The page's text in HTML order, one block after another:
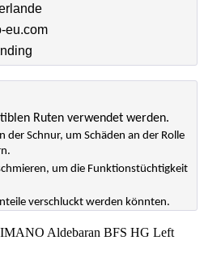
eu.com
Ruten verwendet werden.
der Schnur, um Schäden an der Rolle
um die Funktionstüchtigkeit
verschluckt werden könnten.
Aldebaran BFS HG Left